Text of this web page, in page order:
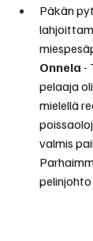
Päkän
Onnela -
pelaaja
mielellä
valmis